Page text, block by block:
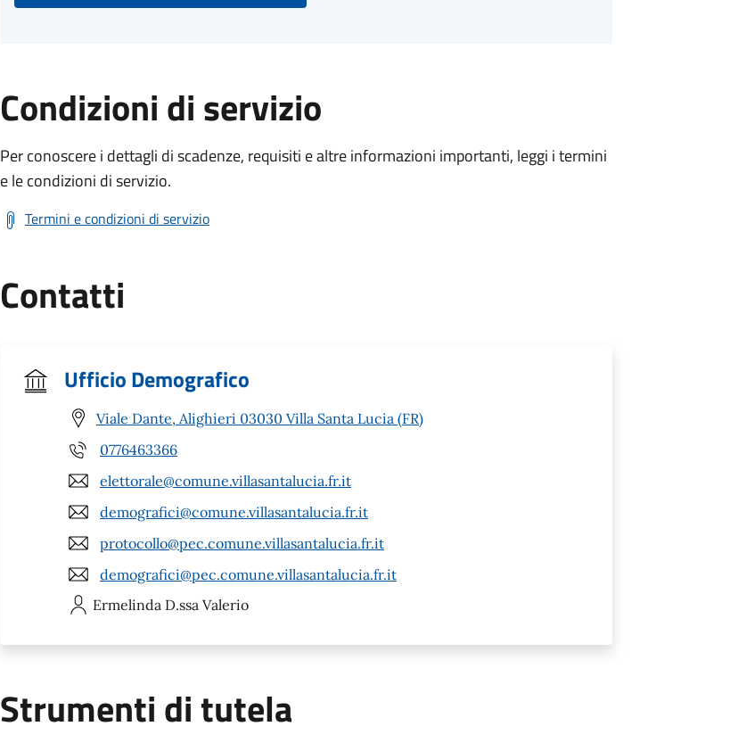
Condizioni di servizio
Per conoscere i dettagli di scadenze, requisiti e altre informazioni importanti, leggi i termini
e le condizioni di servizio.
Termini e condizioni di servizio
Contatti
Ufficio Demografico
Viale Dante, Alighieri 03030 Villa Santa Lucia (FR)
0776463366
elettorale@comune.villasantalucia.fr.it
demografici@comune.villasantalucia.fr.it
protocollo@pec.comune.villasantalucia.fr.it
demografici@pec.comune.villasantalucia.fr.it
Ermelinda D.ssa Valerio
Strumenti di tutela